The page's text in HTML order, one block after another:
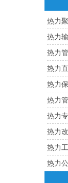
热力
热力
热力
热力
热力
热力
热力
热力
热力
热力